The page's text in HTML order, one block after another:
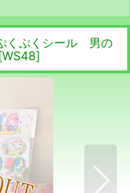
くぷくシール 男の
[WS48]